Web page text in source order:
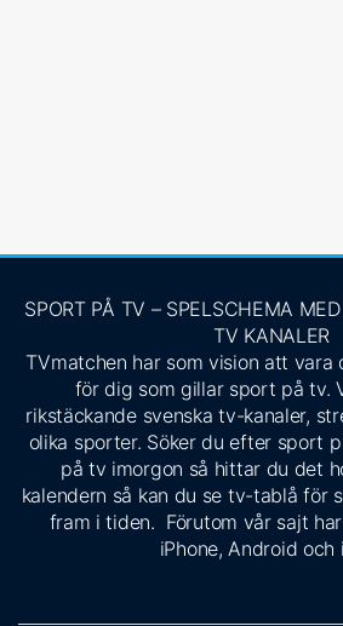
SPORT PÅ TV – SPELSCHEMA
TV KANALER
TVmatchen har som vision att vara
för dig som gillar sport på tv.
rikstäckande svenska tv-kanaler,
olika sporter. Söker du efter sport
på tv imorgon så hittar du det
kalendern så kan du se tv-tablå för
fram i tiden. Förutom vår sajt
iPhone, Android och